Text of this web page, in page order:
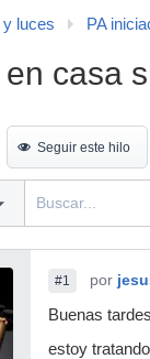
y luces PA
casa
Seguir este hilo
#1 por
Buenas
estoy